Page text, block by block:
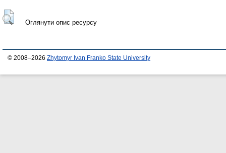
Оглянути опис ресурсу
© 2008–2026 Zhytomyr Ivan Franko State University